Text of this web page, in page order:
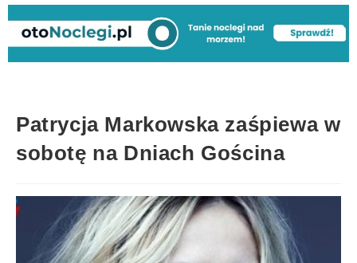
Patrycja Markowska zaśpiewa w
sobotę na Dniach Gościna